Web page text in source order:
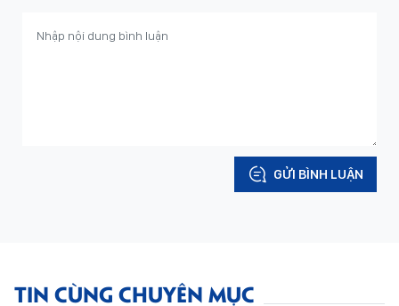
GỬI BÌNH LUẬN
TIN CÙNG CHUYÊN MỤC